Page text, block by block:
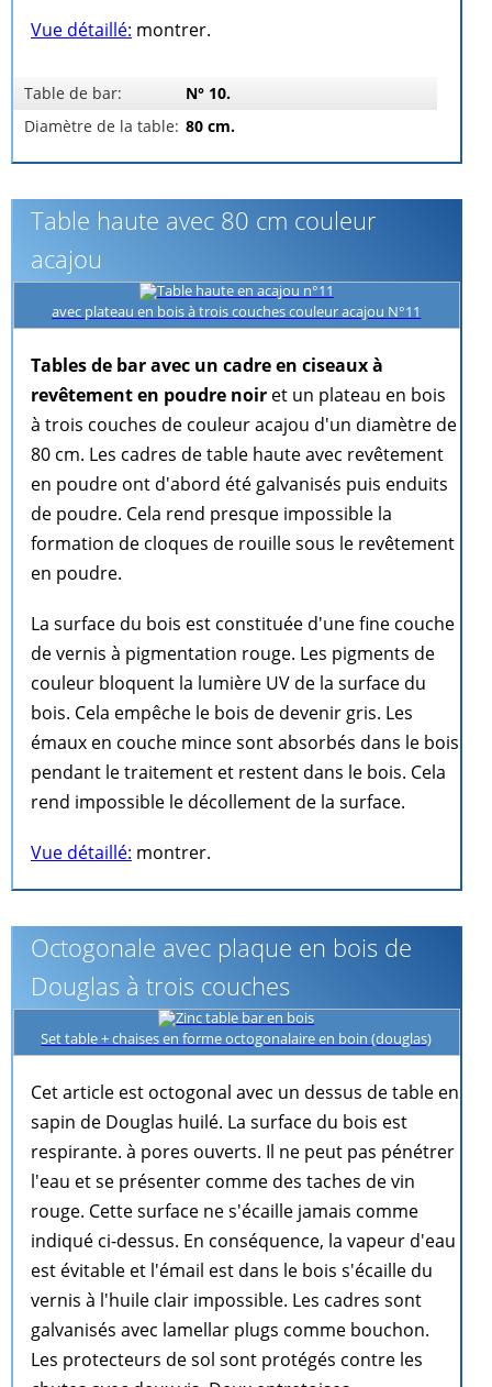
Vue détaillé: montrer.
Table de bar:
N° 10.
Diamètre de la table: 80 cm.
Table haute avec 80 cm couleur
acajou
avec plateau en bois à trois couches couleur acajou N°11
Tables de bar avec un cadre en ciseaux à
revêtement en poudre noir et un plateau en bois
à trois couches de couleur acajou d'un diamètre de
80 cm. Les cadres de table haute avec revêtement
en poudre ont d'abord été galvanisés puis enduits
de poudre. Cela rend presque impossible la
formation de cloques de rouille sous le revêtement
en poudre.
La surface du bois est constituée d'une fine couche
de vernis à pigmentation rouge. Les pigments de
couleur bloquent la lumière UV de la surface du
bois. Cela empêche le bois de devenir gris. Les
émaux en couche mince sont absorbés dans le bois
pendant le traitement et restent dans le bois. Cela
rend impossible le décollement de la surface.
Vue détaillé: montrer.
Octogonale avec plaque en bois de
Douglas à trois couches
Set table + chaises en forme octogonalaire en boin (douglas)
Cet article est octogonal avec un dessus de table en
sapin de Douglas huilé. La surface du bois est
respirante. à pores ouverts. Il ne peut pas pénétrer
l'eau et se présenter comme des taches de vin
rouge. Cette surface ne s'écaille jamais comme
indiqué ci-dessus. En conséquence, la vapeur d'eau
est évitable et l'émail est dans le bois s'écaille du
vernis à l'huile clair impossible. Les cadres sont
galvanisés avec lamellar plugs comme bouchon.
Les protecteurs de sol sont protégés contre les